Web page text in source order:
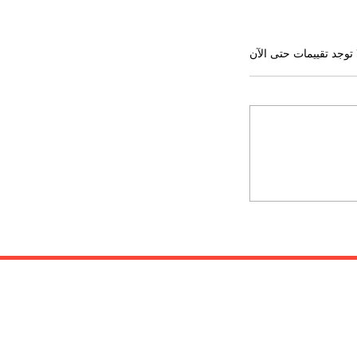
توجد تقييمات حتى الآن